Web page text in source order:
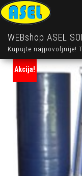
WEBshop ASEL
Kupujte najpovoljnije!
Akcija!